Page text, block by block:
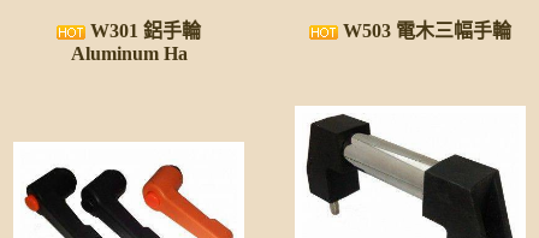
W301 鋁手輪
Aluminum Ha
W503 電木三幅手輪